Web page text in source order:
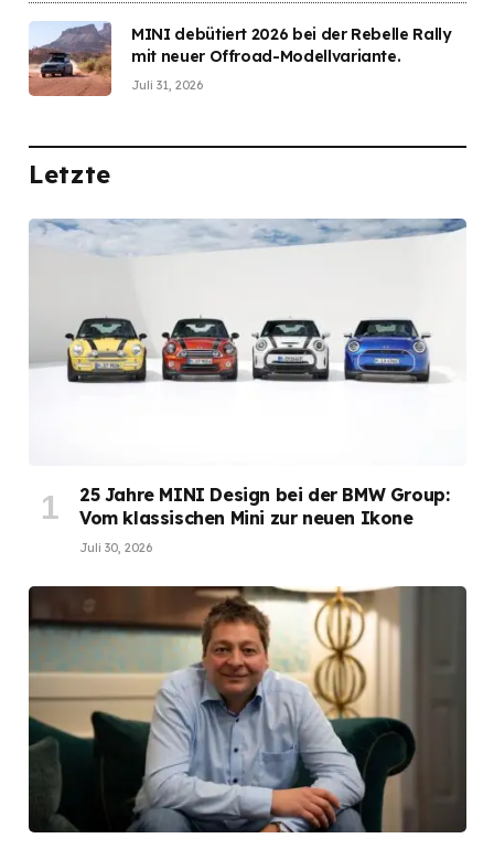
MINI debütiert 2026 bei der Rebelle Rally
mit neuer Offroad-Modellvariante.
Juli 31, 2026
Letzte
25 Jahre MINI Design bei der BMW Group:
Vom klassischen Mini zur neuen Ikone
Juli 30, 2026